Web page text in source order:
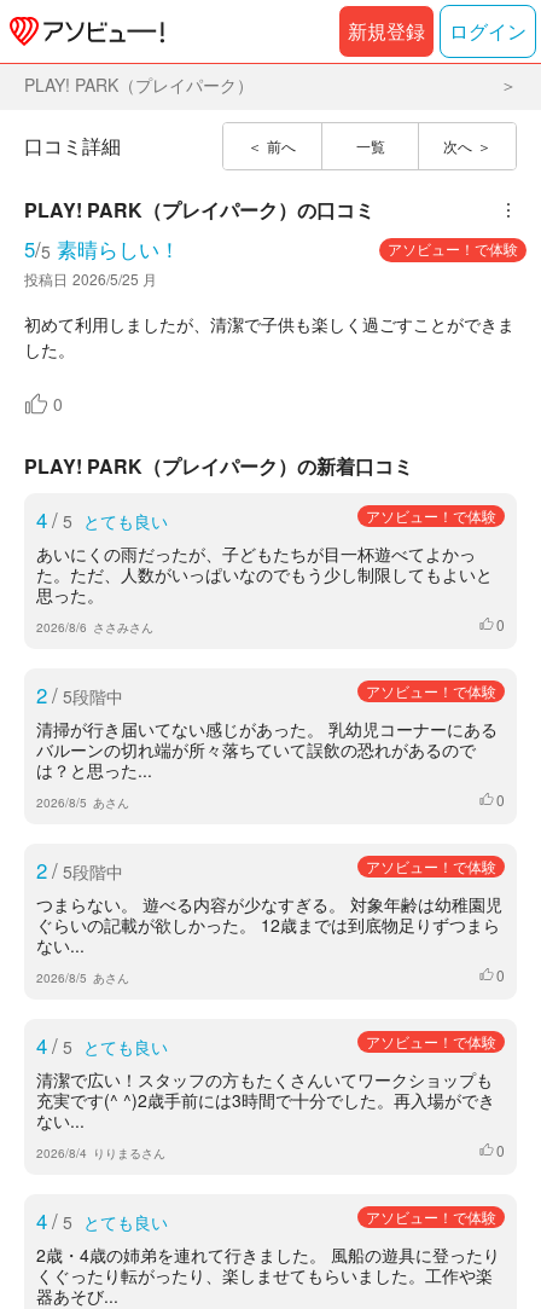
新規登録 ログイン
PLAY! PARK（プレイパーク）
前へ 一覧 次へ
口コミ詳細
PLAY! PARK（プレイパーク） の口コミ ︙
5/5 素晴らしい！
アソビュー！で体験
投稿日 2026/5/25 月
初めて利用しましたが、清潔で子供も楽しく過ごすことができま
した。
0
PLAY! PARK（プレイパーク）の新着口コミ
4/ 5 とても良い アソビュー！で体験
あいにくの雨だったが、子どもたちが目一杯遊べてよかっ
た。ただ、人数がいっぱいなのでもう少し制限してもよいと
思った。
2026/8/6 ささみさん いいね
0
2/ 5段階中 アソビュー！で体験
清掃が行き届いてない感じがあった。 乳幼児コーナーにある
バルーンの切れ端が所々落ちていて誤飲の恐れがあるので
は？と思った...
2026/8/5 あさん いいね
0
2/ 5段階中 アソビュー！で体験
つまらない。 遊べる内容が少なすぎる。 対象年齢は幼稚園児
ぐらいの記載が欲しかった。 12歳までは到底物足りずつまら
ない...
2026/8/5 あさん いいね
0
4/ 5 とても良い アソビュー！で体験
清潔で広い！スタッフの方もたくさんいてワークショップも
充実です(^ ^)2歳手前には3時間で十分でした。再入場ができ
ない...
2026/8/4 りりまるさん いいね
0
4/ 5 とても良い アソビュー！で体験
2歳・4歳の姉弟を連れて行きました。 風船の遊具に登ったり
くぐったり転がったり、楽しませてもらいました。工作や楽
器あそび...